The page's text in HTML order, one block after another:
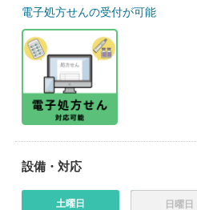
電子処方せんの受付が可能
設備・対応
土曜日 日曜日